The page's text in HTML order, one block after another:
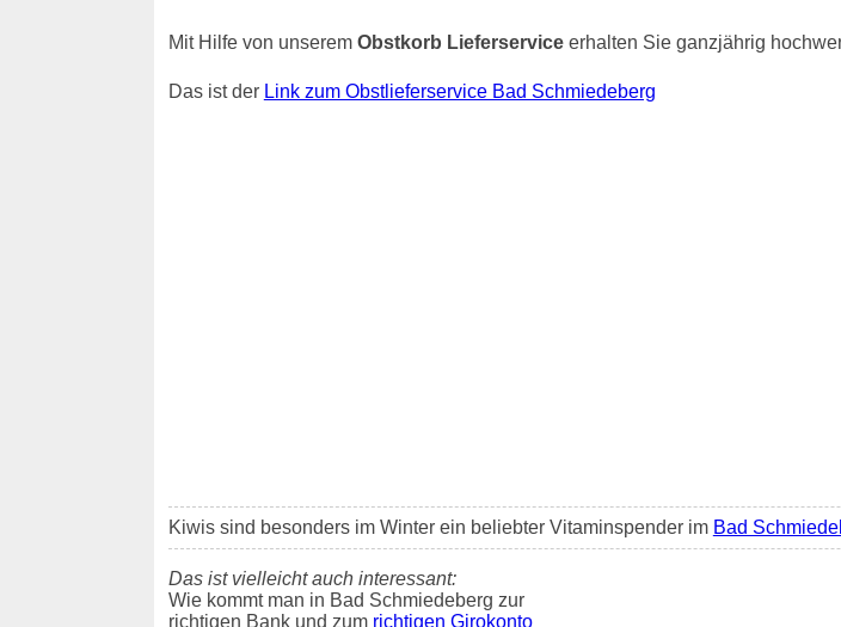
Mit Hilfe von unserem Obstkorb Lieferserviceerhalten Sie ganzjährig
Das ist der Link zum Obstlieferservice Bad Schmiedeberg
Kiwis sind besonders im Winter ein beliebter Vitaminspender im Bad
Das ist vielleicht auch interessant:
Wie kommt man in Bad Schmiedeberg zur
richtigen Bank und zum richtigen Girokonto